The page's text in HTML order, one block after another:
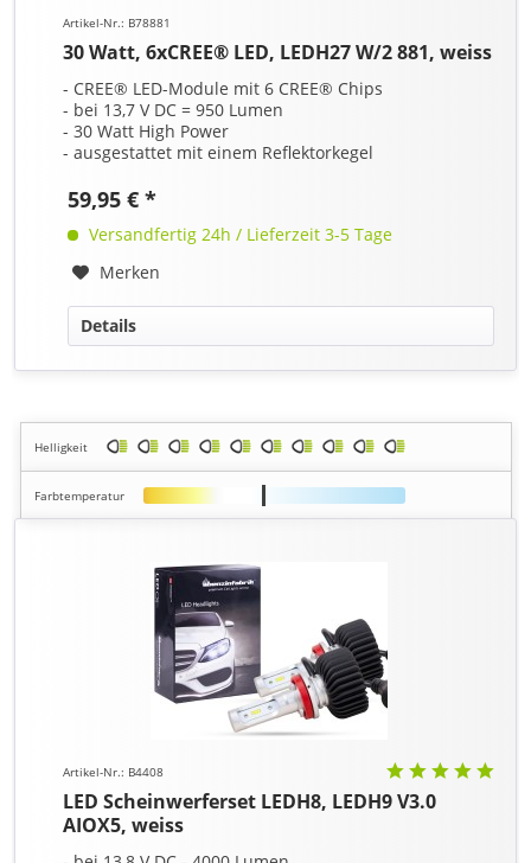
Artikel-Nr.: B78881
30 Watt, 6xCREE® LED, LEDH27 W/2 881, weiss
- CREE® LED-Module mit 6 CREE® Chips
- bei 13,7 V DC = 950 Lumen
- 30 Watt High Power
- ausgestattet mit einem Reflektorkegel
59,95 € *
Versandfertig 24h / Lieferzeit 3-5 Tage
Merken
Details
Helligkeit
Farbtemperatur
Artikel-Nr.: B4408
LED Scheinwerferset LEDH8, LEDH9 V3.0
AIOX5, weiss